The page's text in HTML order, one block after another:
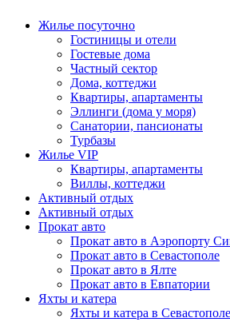
Жилье посуточно
Гостиницы и отели
Гостевые дома
Частный сектор
Дома, коттеджи
Квартиры, апартаменты
Эллинги (дома у моря)
Санатории, пансионаты
Турбазы
Жилье VIP
Квартиры, апартаменты
Виллы, коттеджи
Активный отдых
Активный отдых
Прокат авто
Прокат авто в Аэропорту
Прокат авто в Севастополе
Прокат авто в Ялте
Прокат авто в Евпатории
Яхты и катера
Яхты и катера в Севастополе